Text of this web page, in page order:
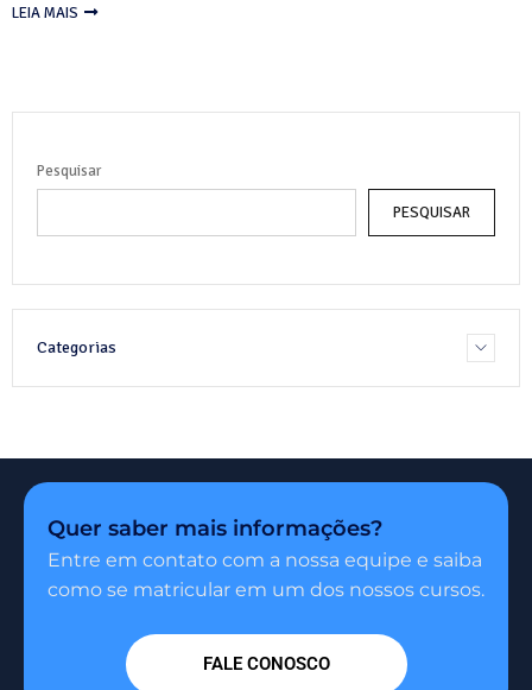
LEIA MAIS
Pesquisar
PESQUISAR
Categorias
Quer saber mais informações?
Entre em contato com a nossa equipe e saiba
como se matricular em um dos nossos cursos.
FALE CONOSCO